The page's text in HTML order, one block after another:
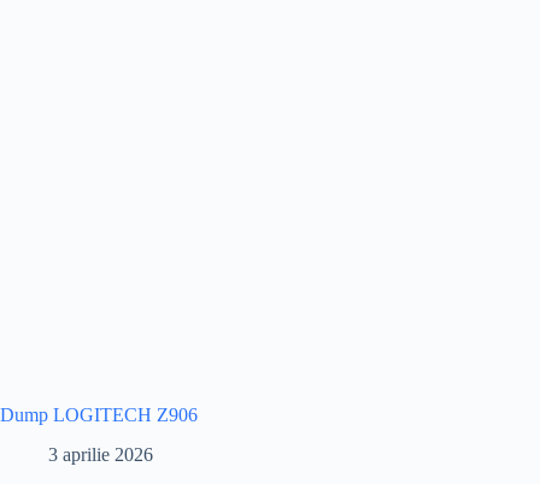
Dump LOGITECH Z906
3 aprilie 2026